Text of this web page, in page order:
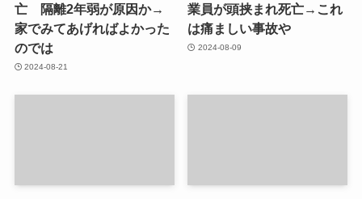
亡 隔離2年弱が原因か→
家でみてあげればよかった
のでは
2024-08-21
業員が頭挟まれ死亡→これ
は痛ましい事故や
2024-08-09